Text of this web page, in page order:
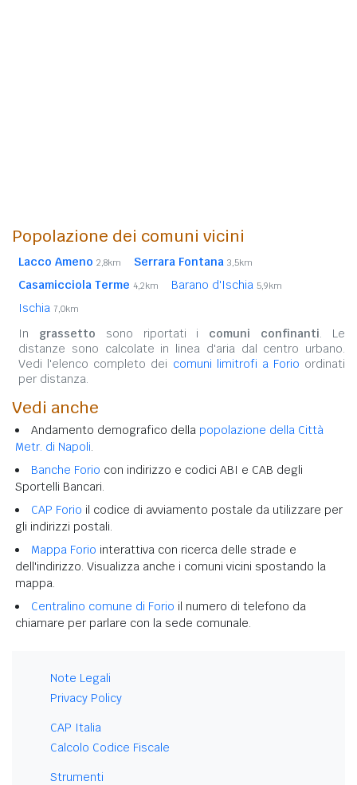
Popolazione dei comuni vicini
Lacco Ameno 2,8km Serrara Fontana 3,5km
Casamicciola Terme 4,2km Barano d'Ischia 5,9km
Ischia 7,0km
In grassetto sono riportati i comuni confinanti. Le
distanze sono calcolate in linea d'aria dal centro urbano.
Vedi l'elenco completo dei comuni limitrofi a Forio ordinati
per distanza.
Vedi anche
Andamento demografico della popolazione della Città
Metr. di Napoli.
Banche Forio con indirizzo e codici ABI e CAB degli
Sportelli Bancari.
CAP Forio il codice di avviamento postale da utilizzare per
gli indirizzi postali.
Mappa Forio interattiva con ricerca delle strade e
dell'indirizzo. Visualizza anche i comuni vicini spostando la
mappa.
Centralino comune di Forio il numero di telefono da
chiamare per parlare con la sede comunale.
Note Legali
Privacy Policy
CAP Italia
Calcolo Codice Fiscale
Strumenti